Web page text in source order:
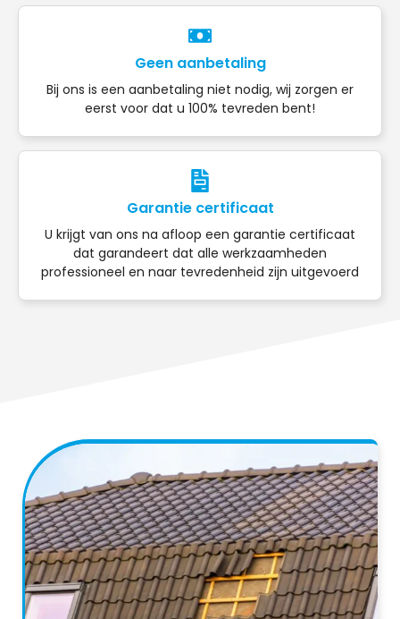
Geen aanbetaling
Bij ons is een aanbetaling niet nodig, wij zorgen er
eerst voor dat u 100% tevreden bent!
Garantie certificaat
U krijgt van ons na afloop een garantie certificaat
dat garandeert dat alle werkzaamheden
professioneel en naar tevredenheid zijn uitgevoerd